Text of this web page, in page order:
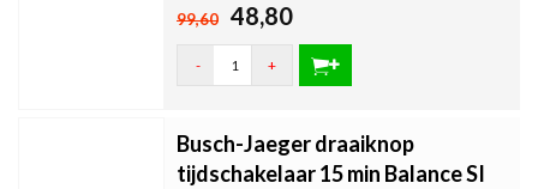
99,60 48,80
- +
Busch-Jaeger draaiknop
tijdschakelaar 15 min Balance SI